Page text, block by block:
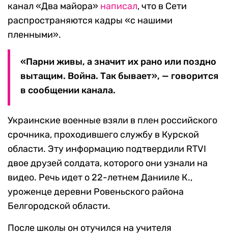
канал «Два майора» написал, что в Сети
распространяются кадры «с нашими
пленными».
«Парни живы, а значит их рано или поздно
вытащим. Война. Так бывает», — говорится
в сообщении канала.
Украинские военные взяли в плен российского
срочника, проходившего службу в Курской
области. Эту информацию подтвердили RTVI
двое друзей солдата, которого они узнали на
видео. Речь идет о 22-летнем Данииле К.,
уроженце деревни Ровеньского района
Белгородской области.
После школы он отучился на учителя